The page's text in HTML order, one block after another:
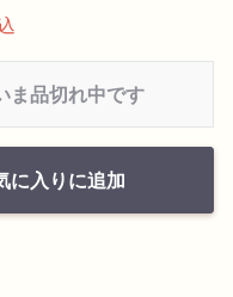
ま品切れ中です
に入りに追加